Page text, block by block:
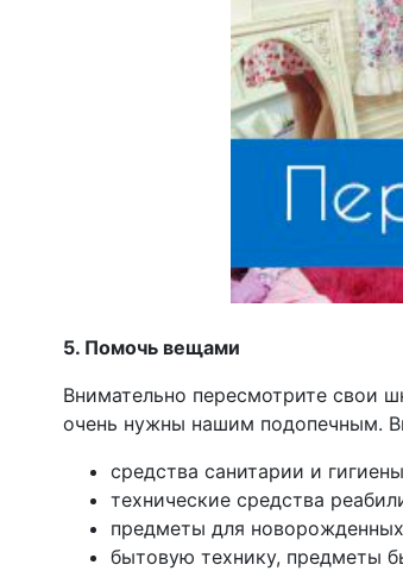
5. Помочь вещами
Внимательно пересмотрите свои
очень нужны нашим подопечным.
средства санитарии и
технические средства
предметы для
бытовую технику, предметы